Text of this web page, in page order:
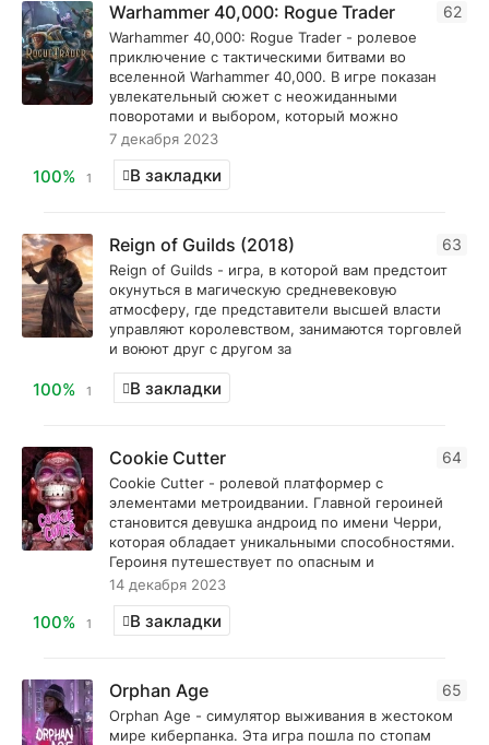
62
Warhammer 40,000: Rogue Trader
Warhammer 40,000: Rogue Trader - ролевое
приключение с тактическими битвами во
вселенной Warhammer 40,000. В игре показан
увлекательный сюжет с неожиданными
поворотами и выбором, который можно
7 декабря 2023
100% 1 В закладки
63
Reign of Guilds (2018)
Reign of Guilds - игра, в которой вам предстоит
окунуться в магическую средневековую
атмосферу, где представители высшей власти
управляют королевством, занимаются торговлей
и воюют друг с другом за
100% 1 В закладки
64
Cookie Cutter
Cookie Cutter - ролевой платформер с
элементами метроидвании. Главной героиней
становится девушка андроид по имени Черри,
которая обладает уникальными способностями.
Героиня путешествует по опасным и
14 декабря 2023
100% 1 В закладки
65
Orphan Age
Orphan Age - симулятор выживания в жестоком
мире киберпанка. Эта игра пошла по стопам